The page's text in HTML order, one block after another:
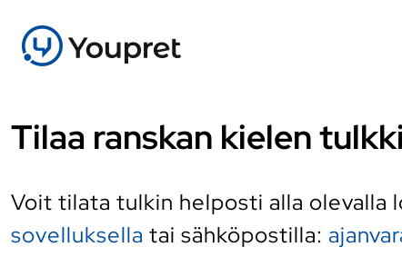
Tilaa ranskan kielen
Voit tilata tulkin helposti alla olevalla
sovelluksella tai sähköpostilla: